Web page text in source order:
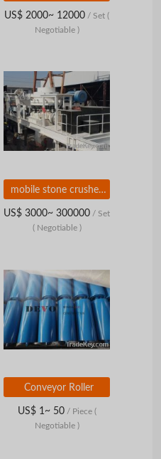
US$ 2000~ 12000 / Set (
Negotiable )
mobile stone crusher plant
US$ 3000~ 300000 / Set
( Negotiable )
Conveyor Roller
US$ 1~ 50/ Piece (
Negotiable )